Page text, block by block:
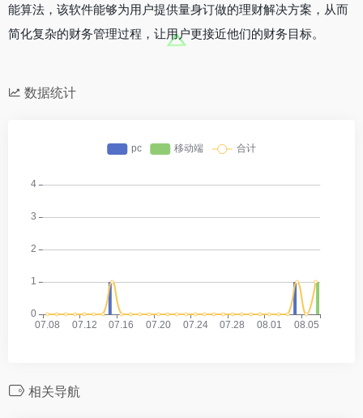
能算法，该软件能够为用户提供量身订做的理财解决方案，从而
简化复杂的财务管理过程，让用户更接近他们的财务目标。
数据统计
相关导航